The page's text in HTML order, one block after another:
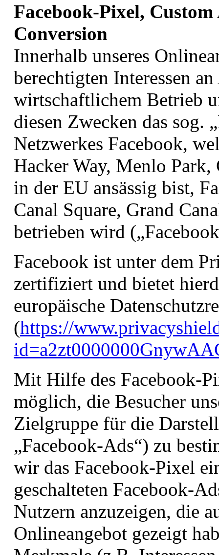
Facebook-Pixel,
Conversion
Innerhalb unseres
berechtigten Interessen
wirtschaftlichem Betrieb
diesen Zwecken das sog.
Netzwerkes Facebook,
Hacker Way, Menlo
in der EU ansässig bist,
Canal Square, Grand
betrieben wird
Facebook ist unter dem
zertifiziert und bietet
europäische
(https://
Mit Hilfe des Facebook-
möglich, die Besucher
Zielgruppe für die
„Facebook-Ads“) zu
wir das Facebook-Pixel
geschalteten Facebook-
Nutzern anzuzeigen, die
Onlineangebot gezeigt